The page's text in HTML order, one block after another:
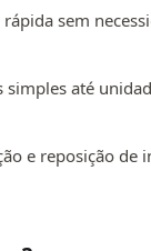
sem
simples até
e reposição de